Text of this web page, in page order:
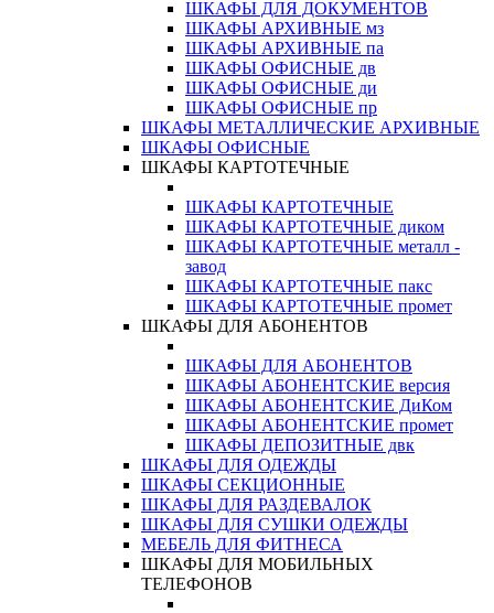
ШКАФЫ ДЛЯ ДОКУМЕНТОВ
ШКАФЫ АРХИВНЫЕ мз
ШКАФЫ АРХИВНЫЕ па
ШКАФЫ ОФИСНЫЕ дв
ШКАФЫ ОФИСНЫЕ ди
ШКАФЫ ОФИСНЫЕ пр
ШКАФЫ МЕТАЛЛИЧЕСКИЕ АРХИВНЫЕ
ШКАФЫ ОФИСНЫЕ
ШКАФЫ КАРТОТЕЧНЫЕ
ШКАФЫ КАРТОТЕЧНЫЕ
ШКАФЫ КАРТОТЕЧНЫЕ диком
ШКАФЫ КАРТОТЕЧНЫЕ металл -
завод
ШКАФЫ КАРТОТЕЧНЫЕ пакс
ШКАФЫ КАРТОТЕЧНЫЕ промет
ШКАФЫ ДЛЯ АБОНЕНТОВ
ШКАФЫ ДЛЯ АБОНЕНТОВ
ШКАФЫ АБОНЕНТСКИЕ версия
ШКАФЫ АБОНЕНТСКИЕ ДиКом
ШКАФЫ АБОНЕНТСКИЕ промет
ШКАФЫ ДЕПОЗИТНЫЕ двк
ШКАФЫ ДЛЯ ОДЕЖДЫ
ШКАФЫ СЕКЦИОННЫЕ
ШКАФЫ ДЛЯ РАЗДЕВАЛОК
ШКАФЫ ДЛЯ СУШКИ ОДЕЖДЫ
МЕБЕЛЬ ДЛЯ ФИТНЕСА
ШКАФЫ ДЛЯ МОБИЛЬНЫХ
ТЕЛЕФОНОВ